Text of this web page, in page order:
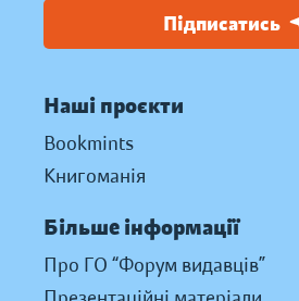
Підписатись
Наші проєкти
Bookmints
Книгоманія
Більше інформації
Про ГО “Форум видавців”